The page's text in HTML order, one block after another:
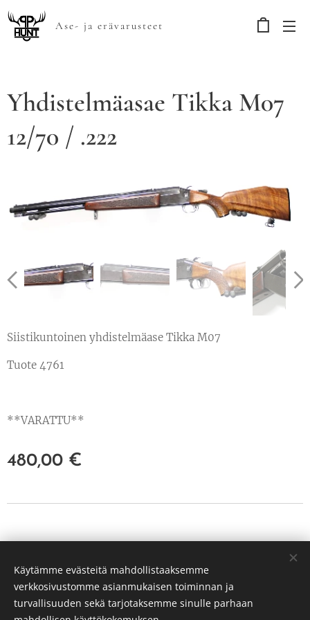
Ase- ja erävarusteet
Yhdistelmäasae Tikka M07
12/70 / .222
Siistikuntoinen yhdistelmäase Tikka M07
Tuote 4761
**VARATTU**
480,00 €
PP Hunt Oy Tuusula
3239651-3
Evästeet
Käytämme evästeitä mahdollistaaksemme
verkkosivustomme asianmukaisen toiminnan ja
turvallisuuden sekä tarjotaksemme sinulle parhaan